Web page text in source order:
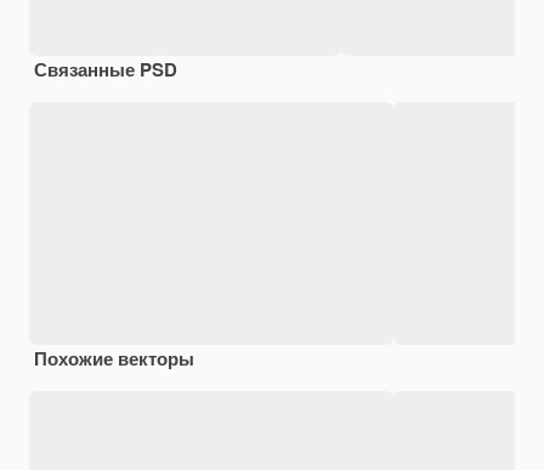
Связанные PSD
Похожие векторы